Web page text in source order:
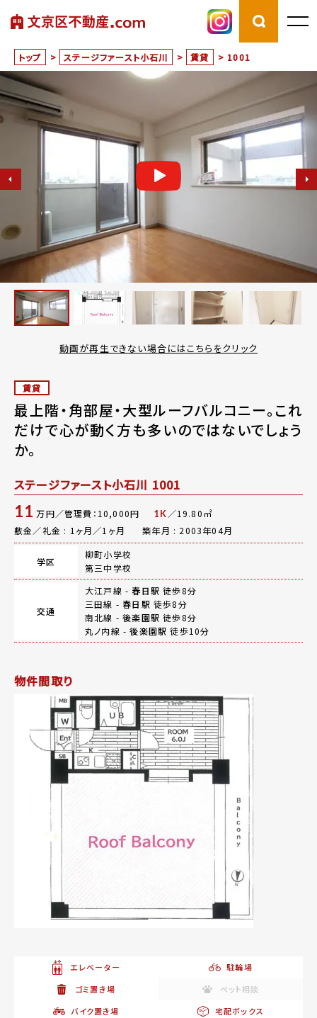
トップ > ステージファースト小石川 > 賃貸 > 1001
動画が再生できない場合にはこちらをクリック
賃貸
最上階・角部屋・大型ルーフバルコニー。これ
だけで心が動く方も多いのではないでしょう
か。
ステージファースト小石川 1001
11 万円／管理費：10,000円 1K ／19.80㎡
敷金／礼金 : 1ヶ月／1ヶ月
築年月 : 2003年04月
学区
柳町小学校
第三中学校
交通
大江戸線 - 春日駅 徒歩8分
三田線 - 春日駅 徒歩8分
南北線 -後楽園駅 徒歩8分
丸ノ内線 -後楽園駅 徒歩10分
物件間取り
エレベーター
駐輪場
ゴミ置き場
ペット相談
バイク置き場
宅配ボックス